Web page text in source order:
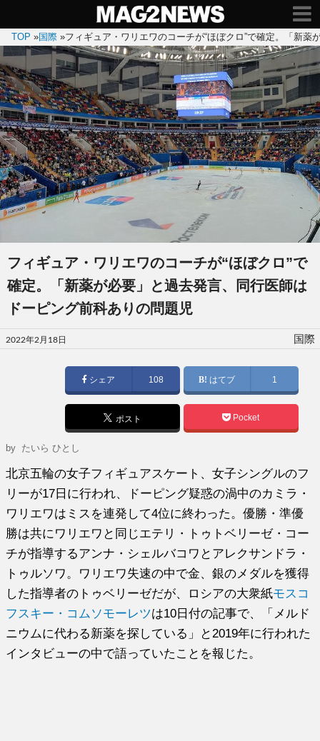
TOP »国際 »フィギュア・ワリエワのコーチが“ほぼクロ”で確定。「新
フィギュア・ワリエワのコーチが“ほぼクロ”で
確定。「新薬が必要」と過去発言、同行医師は
ドーピング前科ありの問題児
投
稿
2022年2月18日 国際
シェア 108 はてブ 1
ポスト Pocket
by たいら ひとし
北京五輪の女子フィギュアスケート、女子シングルのフ
リーが17日に行われ、ドーピング疑惑の渦中のカミラ・
ワリエワはミスを連発して4位に終わった。優勝・準優
勝は共にワリエワと同じエテリ・トゥトベリーゼ・コー
チが指導するアンナ・シェルバコワとアレクサンドラ・
トゥルソワ。ワリエワ失速の中で金、銀のメダルを獲得
した指導者のトゥベリーゼだが、ロシアの大衆紙モスコ
フスキー・コムソモーレツは10日付の記事で、「メルド
ニウムに代わる新薬を探している」と2019年に行われた
インタビューの中で語っていたことを報じた。